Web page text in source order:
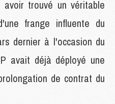
trouvé un véritable
frange influente du
dernier à l'occasion du
avait déjà déployé une
de contrat du